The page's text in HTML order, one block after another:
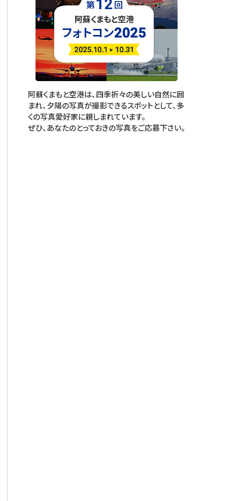
阿蘇くまもと空港は、四季折々の美しい自然に囲
まれ、夕陽の写真が撮影できるスポットとして、多
くの写真愛好家に親しまれています。
ぜひ、あなたのとっておきの写真をご応募下さい。